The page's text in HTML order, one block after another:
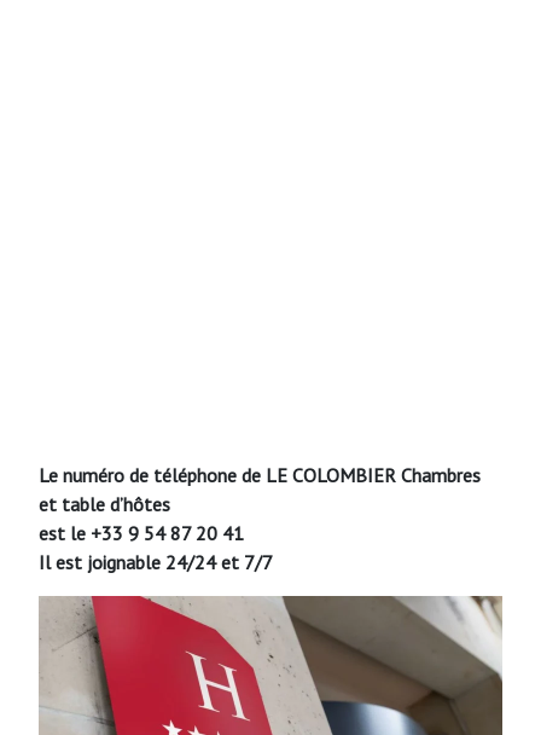
Le numéro de téléphone de LE COLOMBIER Chambres
et table d’hôtes
est le +33 9 54 87 20 41
Il est joignable 24/24 et 7/7